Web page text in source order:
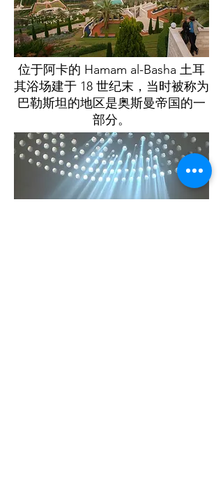
位于阿卡的 Hamam al-Basha 土耳
其浴场建于 18 世纪末，当时被称为
巴勒斯坦的地区是奥斯曼帝国的一
部分。